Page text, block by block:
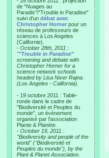
de "Nuages au
Paradis"/"Trouble in Paradise"
suivi d'un débat avec
Christopher Horner pour un
réseau de professeurs de
sciences à Los Angeles
(Californie).
- October 28th, 2011 :
""Trouble in Paradise"
screening and debate with
Christopher Horner for a
science network schools
headed by Lisa Niver Rajna.
(Los Angeles - California).
- 19 octobre 2011 : Table-
ronde dans le cadre de
"Biodiversité et Peuples du
monde", un événement
organisé par l'association
Plante & Planète.
- October 19, 2011 :
"Biodiversity and people of the
world" ("Biodiversité et
Peuples du monde"), by the
Plant & Planet Association.